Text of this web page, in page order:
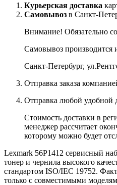
Курьерская доставка
Самовывоз в Санкт-
Внимание! Обязательно
Самовывоз производится
Санкт-Петербург,
Отправка заказа
Отправка любой удобной
Стоимость доставки в
менеджер рассчитает
которому можно будет
Lexmark 56P1412 сервисный
тонер и чернила высокого
стандартом ISO/IEC 19752.
только с совместимыми